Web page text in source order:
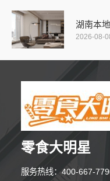
湖南本
2026-08-
零食大明星
服务热线：400-667-